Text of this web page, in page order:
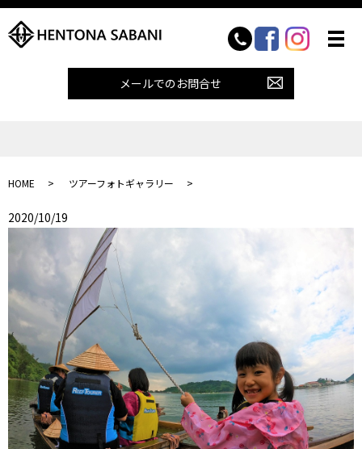
メールでのお問合せ
HOME ツアーフォトギャラリー
2020/10/19